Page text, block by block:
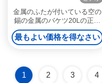
金属のふたが付いている空の
錫の金属のバケツ20Lの正方
形のペンキのバケツ
最もよい価格を得なさい
1 2 3 4